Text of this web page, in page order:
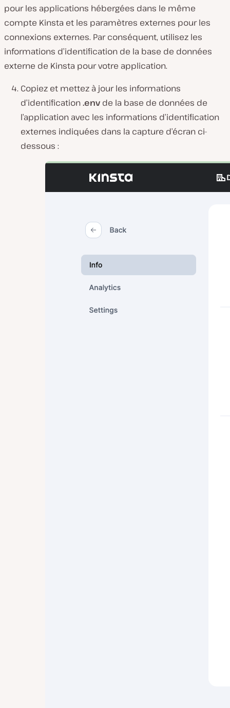
pour les applications hébergées dans le même
compte Kinsta et les paramètres externes pour les
connexions externes. Par conséquent, utilisez les
informations d’identification de la base de données
externe de Kinsta pour votre application.
Copiez et mettez à jour les informations
d’identification.env de la base de données de
l’application avec les informations d’identification
externes indiquées dans la capture d’écran ci-
dessous :